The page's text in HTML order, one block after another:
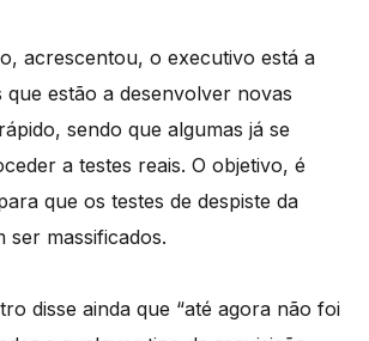
acrescentou, o executivo está a
que estão a desenvolver novas
sendo que algumas já se
a testes reais. O objetivo, é
que os testes de despiste da
ser massificados.
disse ainda que “até agora não foi